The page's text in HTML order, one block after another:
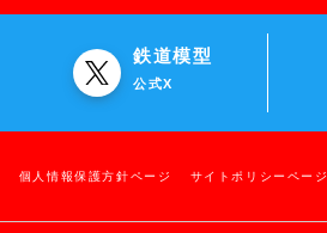
鉄道模型
公式X
個人情報保護方針ページ サイトポリシーページ